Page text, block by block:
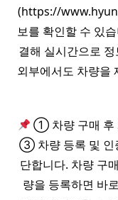
(https://
보를 확인할 수 있
결해 실시간으로
외부에서도 차량을
① 차량 구매 후
③ 차량 등록 및 인
단합니다. 차량 구
량을 등록하면 바